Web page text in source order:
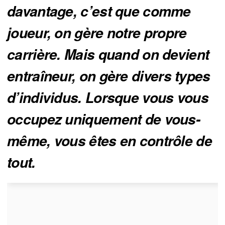
davantage, c’est que comme
joueur, on gère notre propre
carrière. Mais quand on devient
entraîneur, on gère divers types
d’individus. Lorsque vous vous
occupez uniquement de vous-
même, vous êtes en contrôle de
tout.